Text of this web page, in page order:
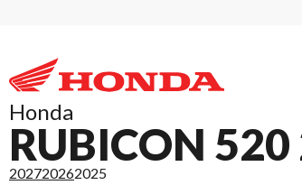
Honda
RUBICON
202720262025